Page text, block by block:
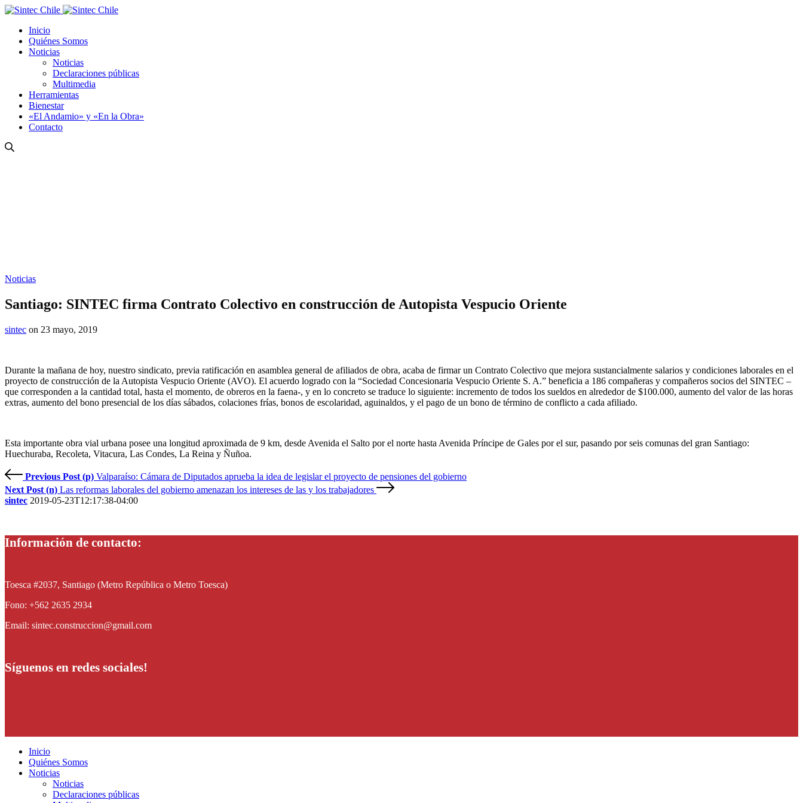
Inicio
Quiénes Somos
Noticias
Noticias
Declaraciones públicas
Multimedia
Herramientas
Bienestar
«El Andamio» y «En la Obra»
Contacto
Noticias
Santiago: SINTEC firma Contrato Colectivo en construcción de Autopista Vespucio Oriente
sintec on 23 mayo, 2019
Durante la mañana de hoy, nuestro sindicato, previa ratificación en asamblea general de afiliados de obra, acaba de firmar un Contrato Colectivo que mejora sustancialmente salarios y condiciones laborales en el
proyecto de construcción de la Autopista Vespucio Oriente (AVO). El acuerdo logrado con la “Sociedad Concesionaria Vespucio Oriente S. A.” beneficia a 186 compañeras y compañeros socios del SINTEC –
que corresponden a la cantidad total, hasta el momento, de obreros en la faena-, y en lo concreto se traduce lo siguiente: incremento de todos los sueldos en alrededor de $100.000, aumento del valor de las horas
extras, aumento del bono presencial de los días sábados, colaciones frías, bonos de escolaridad, aguinaldos, y el pago de un bono de término de conflicto a cada afiliado.
Esta importante obra vial urbana posee una longitud aproximada de 9 km, desde Avenida el Salto por el norte hasta Avenida Príncipe de Gales por el sur, pasando por seis comunas del gran Santiago:
Huechuraba, Recoleta, Vitacura, Las Condes, La Reina y Ñuñoa.
Previous Post (p) Valparaíso: Cámara de Diputados aprueba la idea de legislar el proyecto de pensiones del gobierno
Next Post (n) Las reformas laborales del gobierno amenazan los intereses de las y los trabajadores
sintec 2019-05-23T12:17:38-04:00
Información de contacto:
Toesca #2037, Santiago (Metro República o Metro Toesca)
Fono: +562 2635 2934
Email: sintec.construccion@gmail.com
Síguenos en redes sociales!
Inicio
Quiénes Somos
Noticias
Noticias
Declaraciones públicas